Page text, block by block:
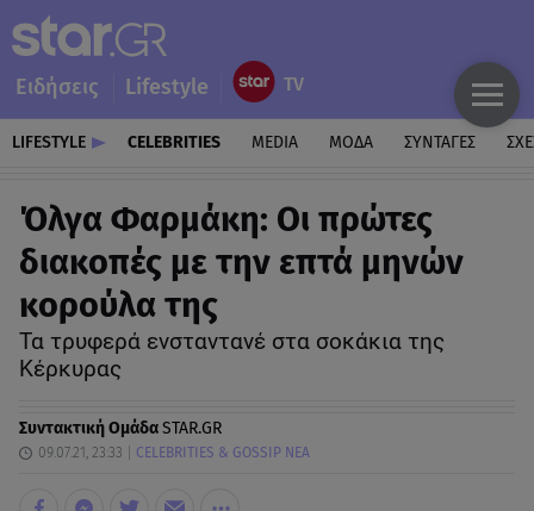
Ειδήσεις Lifestyle
LIFESTYLE CELEBRITIES MEDIA ΜΟΔΑ ΣΥΝΤΑΓΕΣ
Όλγα Φαρμάκη: Οι πρώτες
διακοπές με την επτά μηνών
κορούλα της
Τα τρυφερά ενσταντανέ στα σοκάκια της
Κέρκυρας
Συντακτική ΟμάδαSTAR.GR
09.07.21, 23:33 CELEBRITIES & GOSSIP ΝΕΑ